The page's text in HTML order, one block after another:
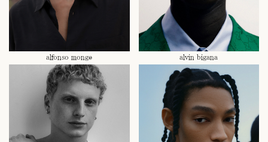
alfonso monge alvin bigana